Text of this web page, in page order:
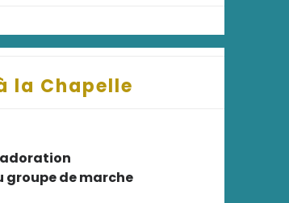
la Chapelle
groupe de marche